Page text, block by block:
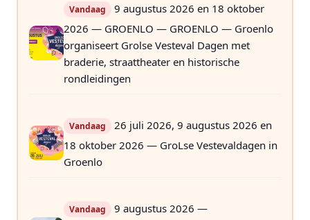
Vandaag
9 augustus 2026 en 18 oktober
2026 — GROENLO — GROENLO — Groenlo
organiseert Grolse Vesteval Dagen met
braderie, straattheater en historische
rondleidingen
Vandaag
26 juli 2026, 9 augustus 2026 en
18 oktober 2026 — GroLse Vestevaldagen in
Groenlo
Vandaag
9 augustus 2026 —